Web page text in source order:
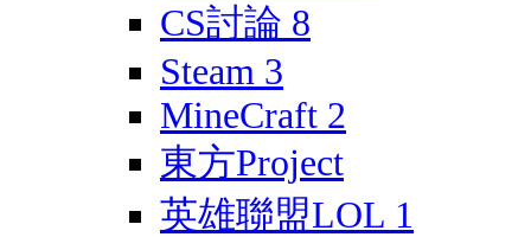
CS討論 8
Steam 3
MineCraft 2
東方Project
英雄聯盟LOL 1